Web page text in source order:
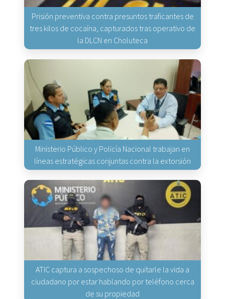
Prisión preventiva contra presuntos traficantes de
tres kilos de cocaína, capturados tras operativo de
la DLCN en Choluteca
Ministerio Público y Policía Nacional trabajan en
líneas estratégicas conjuntas contra la extorsión
ATIC captura a sospechoso de quitarle la vida a
ciudadano por estar hablando por teléfono cerca
de su propiedad